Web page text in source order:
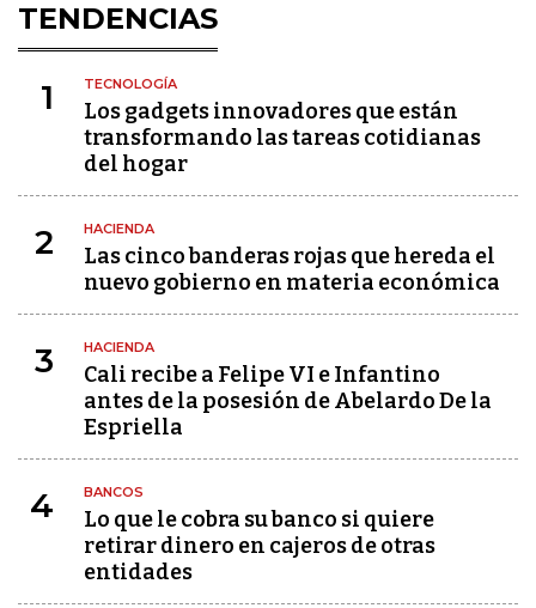
TENDENCIAS
1 TECNOLOGÍA
Los gadgets innovadores que están
transformando las tareas cotidianas
del hogar
2 HACIENDA
Las cinco banderas rojas que hereda el
nuevo gobierno en materia económica
3 HACIENDA
Cali recibe a Felipe VI e Infantino
antes de la posesión de Abelardo De la
Espriella
4 BANCOS
Lo que le cobra su banco si quiere
retirar dinero en cajeros de otras
entidades